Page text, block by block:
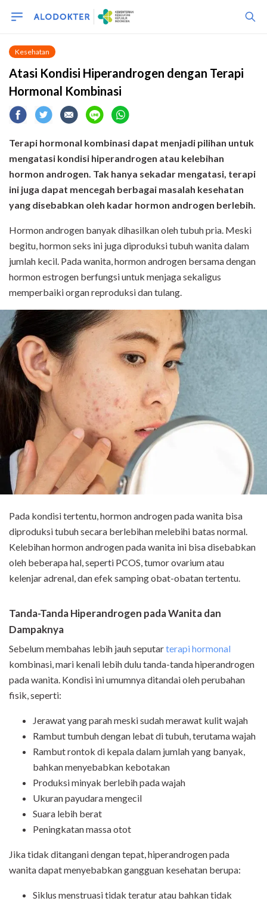
Kesehatan
Atasi Kondisi Hiperandrogen dengan Terapi
Hormonal Kombinasi
Terapi hormonal kombinasi dapat menjadi pilihan untuk
mengatasi kondisi hiperandrogen atau kelebihan
hormon androgen. Tak hanya sekadar mengatasi, terapi
ini juga dapat mencegah berbagai masalah kesehatan
yang disebabkan oleh kadar hormon androgen berlebih.
Hormon androgen banyak dihasilkan oleh tubuh pria. Meski
begitu, hormon seks ini juga diproduksi tubuh wanita dalam
jumlah kecil. Pada wanita, hormon androgen bersama dengan
hormon estrogen berfungsi untuk menjaga sekaligus
memperbaiki organ reproduksi dan tulang.
Pada kondisi tertentu, hormon androgen pada wanita bisa
diproduksi tubuh secara berlebihan melebihi batas normal.
Kelebihan hormon androgen pada wanita ini bisa disebabkan
oleh beberapa hal, seperti PCOS, tumor ovarium atau
kelenjar adrenal, dan efek samping obat-obatan tertentu.
Tanda-Tanda Hiperandrogen pada Wanita dan
Dampaknya
Sebelum membahas lebih jauh seputarterapi hormonal
kombinasi, mari kenali lebih dulu tanda-tanda hiperandrogen
pada wanita. Kondisi ini umumnya ditandai oleh perubahan
fisik, seperti:
Jerawat yang parah meski sudah merawat kulit wajah
Rambut tumbuh dengan lebat di tubuh, terutama wajah
Rambut rontok di kepala dalam jumlah yang banyak,
bahkan menyebabkan kebotakan
Produksi minyak berlebih pada wajah
Ukuran payudara mengecil
Suara lebih berat
Peningkatan massa otot
Jika tidak ditangani dengan tepat, hiperandrogen pada
wanita dapat menyebabkan gangguan kesehatan berupa:
Siklus menstruasi tidak teratur atau bahkan tidak